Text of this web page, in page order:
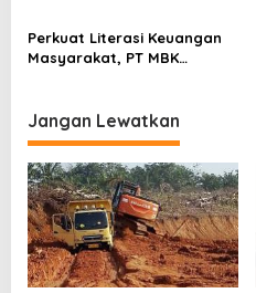
Sentimen Pasar
Perkuat Literasi Keuangan
Masyarakat, PT MBK
Jangan Lewatkan